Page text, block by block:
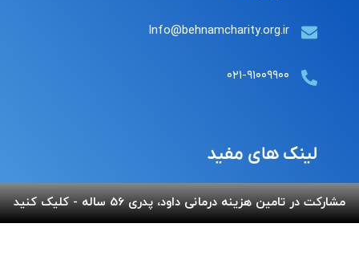
Info@behnamcharity.org.ir
۰۲۱-۹۱۰۰۹۹۰۰
لینک های مفید
پرداخت آنلاین
گالری بهنام
مشارکت در تامین هزینه درمانی داود، پدری 56 ساله - کلیک کنید